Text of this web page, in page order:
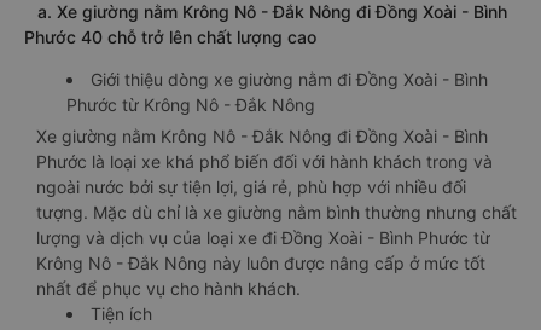
a. Xe giường nằm Krông Nô - Đắk Nông đi Đồng Xoài - Bình
Phước 40 chỗ trở lên chất lượng cao
Giới thiệu dòng xe giường nằm đi Đồng Xoài - Bình
Phước từ Krông Nô - Đắk Nông
Xe giường nằm Krông Nô - Đắk Nông đi Đồng Xoài - Bình
Phước là loại xe khá phổ biến đối với hành khách trong và
ngoài nước bởi sự tiện lợi, giá rẻ, phù hợp với nhiều đối
tượng. Mặc dù chỉ là xe giường nằm bình thường nhưng chất
lượng và dịch vụ của loại xe đi Đồng Xoài - Bình Phước từ
Krông Nô - Đắk Nông này luôn được nâng cấp ở mức tốt
nhất để phục vụ cho hành khách.
Tiện ích